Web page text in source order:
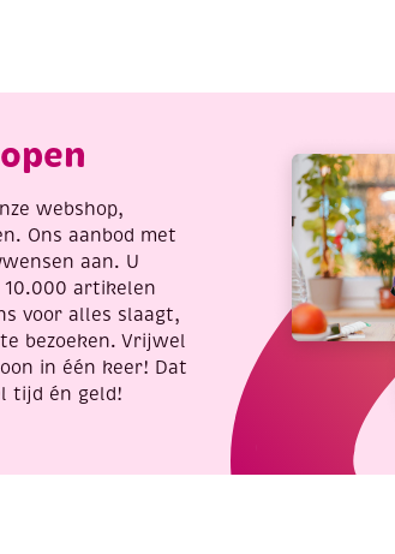
cm
webshop,
Ons aanbod met
aan. U
artikelen
voor alles slaagt,
bezoeken. Vrijwel
in één keer! Dat
tijd én geld!